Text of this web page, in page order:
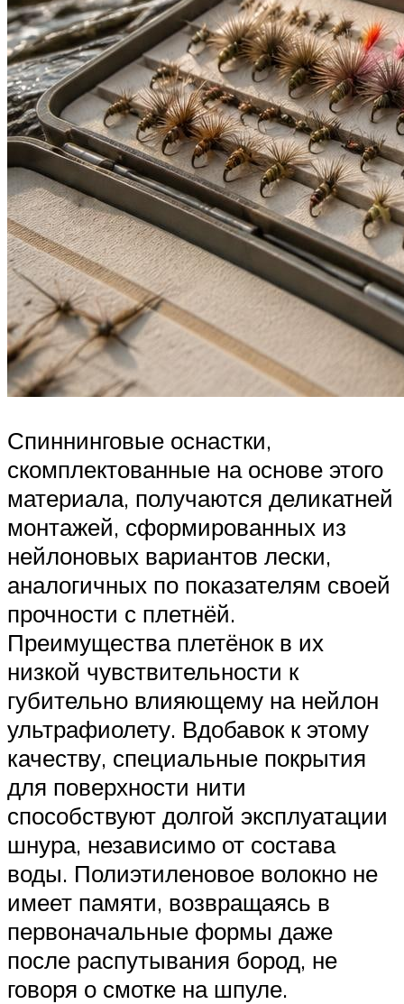
Спиннинговые оснастки,
скомплектованные на основе этого
материала, получаются деликатней
монтажей, сформированных из
нейлоновых вариантов лески,
аналогичных по показателям своей
прочности с плетнёй.
Преимущества плетёнок в их
низкой чувствительности к
губительно влияющему на нейлон
ультрафиолету. Вдобавок к этому
качеству, специальные покрытия
для поверхности нити
способствуют долгой эксплуатации
шнура, независимо от состава
воды. Полиэтиленовое волокно не
имеет памяти, возвращаясь в
первоначальные формы даже
после распутывания бород, не
говоря о смотке на шпуле.